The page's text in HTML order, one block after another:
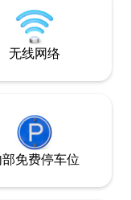
别墅位于大分县的
温泉长期住宿。 *
受儿童的设施，如
Harmony Land和
别墅区还设有烧
炉，费用为4000日元。 附近的
Beppu Bay SA （
[Muratan]制作的
无线网络
部免费停车位